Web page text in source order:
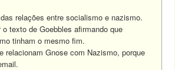
relações entre socialismo e nazismo.
texto de Goebbles afirmando que
tinham o mesmo fim.
relacionam Gnose com Nazismo, porque